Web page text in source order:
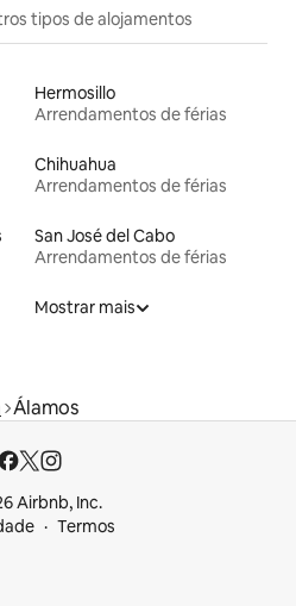
tipos de alojamentos
Hermosillo
Arrendamentos de férias
Chihuahua
Arrendamentos de férias
San José del Cabo
Arrendamentos de férias
Mostrar mais
Álamos
Airbnb, Inc.
Termos